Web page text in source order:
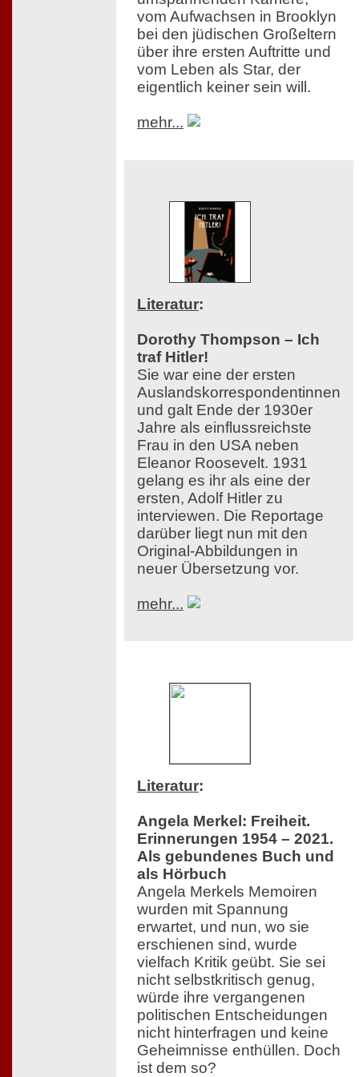
vom Aufwachsen in Brooklyn
bei den jüdischen Großeltern
über ihre ersten Auftritte und
vom Leben als Star, der
eigentlich keiner sein will.
mehr...
Literatur:
Dorothy Thompson – Ich
traf Hitler!
Sie war eine der ersten
Auslandskorrespondentinnen
und galt Ende der 1930er
Jahre als einflussreichste
Frau in den USA neben
Eleanor Roosevelt. 1931
gelang es ihr als eine der
ersten, Adolf Hitler zu
interviewen. Die Reportage
darüber liegt nun mit den
Original-Abbildungen in
neuer Übersetzung vor.
mehr...
Literatur:
Angela Merkel: Freiheit.
Erinnerungen 1954 – 2021.
Als gebundenes Buch und
als Hörbuch
Angela Merkels Memoiren
wurden mit Spannung
erwartet, und nun, wo sie
erschienen sind, wurde
vielfach Kritik geübt. Sie sei
nicht selbstkritisch genug,
würde ihre vergangenen
politischen Entscheidungen
nicht hinterfragen und keine
Geheimnisse enthüllen. Doch
ist dem so?